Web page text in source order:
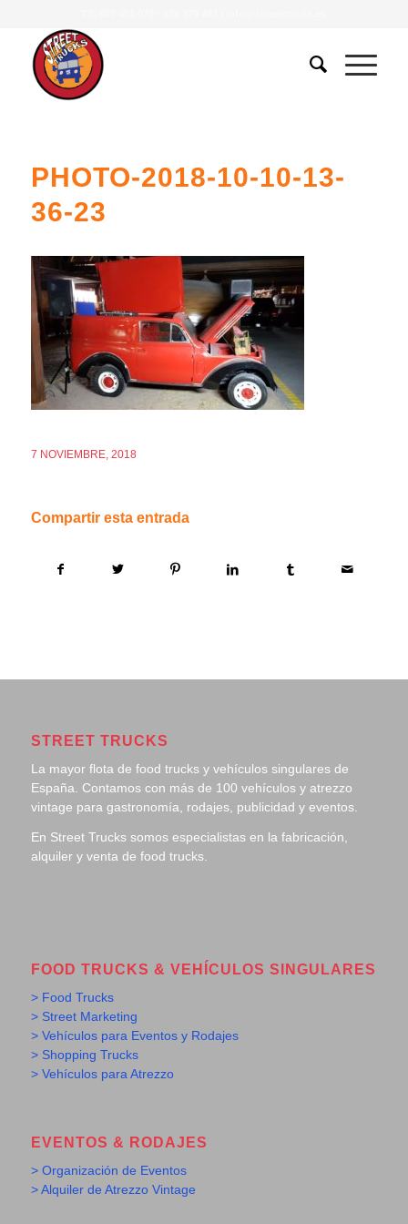
PHOTO-2018-10-10-13-
36-23
7 NOVIEMBRE, 2018
Compartir esta entrada
STREET TRUCKS
La mayor flota de food trucks y vehículos singulares de
España. Contamos con más de 100 vehículos y atrezzo
vintage para gastronomía, rodajes, publicidad y eventos.
En Street Trucks somos especialistas en la fabricación,
alquiler y venta de food trucks.
FOOD TRUCKS & VEHÍCULOS SINGULARES
> Food Trucks
> Street Marketing
> Vehículos para Eventos y Rodajes
> Shopping Trucks
> Vehículos para Atrezzo
EVENTOS & RODAJES
> Organización de Eventos
> Alquiler de Atrezzo Vintage